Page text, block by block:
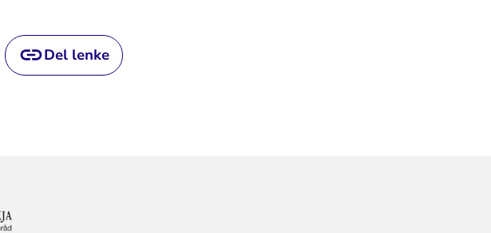
Del lenke